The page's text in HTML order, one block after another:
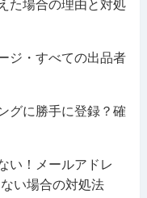
た場合の理由と対処
ジ・すべての出品者
グに勝手に登録？確
い！メールアドレ
い場合の対処法